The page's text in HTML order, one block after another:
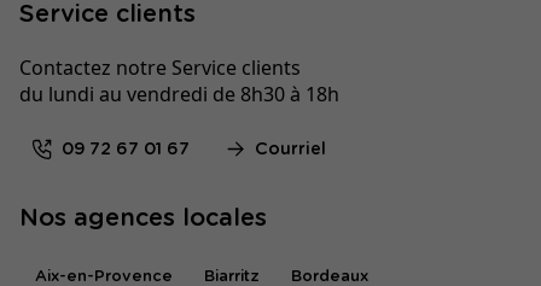
Service clients
Contactez notre Service clients
du lundi au vendredi de 8h30 à 18h
09 72 67 01 67 Courriel
Nos agences locales
Aix-en-Provence Biarritz Bordeaux